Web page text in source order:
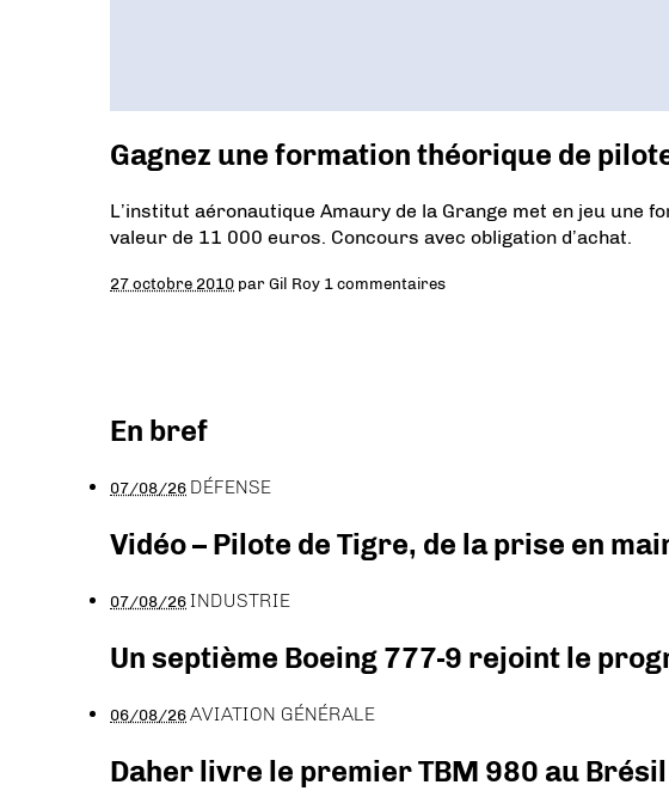
Gagnez une formation théorique de
L’institut aéronautique Amaury de la Grange met en jeu une
valeur de 11 000 euros. Concours avec obligation d’achat.
27 octobre 2010 parGil Roy 1 commentaires
En bref
07/08/26 DÉFENSE
Vidéo – Pilote de Tigre, de la prise en
07/08/26INDUSTRIE
Un septième Boeing 777-9 rejoint le
06/08/26AVIATION GÉNÉRALE
Daher livre le premier TBM 980 au Brésil